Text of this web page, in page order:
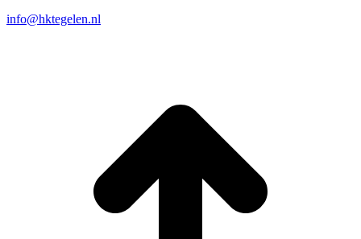
info@hktegelen.nl